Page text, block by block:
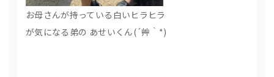
お母さんが持っている白いヒラヒラ
が気になる弟の あせいくん(´艸｀*)